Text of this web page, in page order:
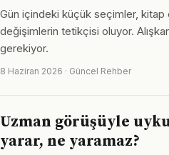
Gün içindeki küçük seçimler,
değişimlerin tetikçisi oluyor.
gerekiyor.
8 Haziran 2026 · Güncel Rehber
Uzman görüşüyle
yarar, ne yaramaz?